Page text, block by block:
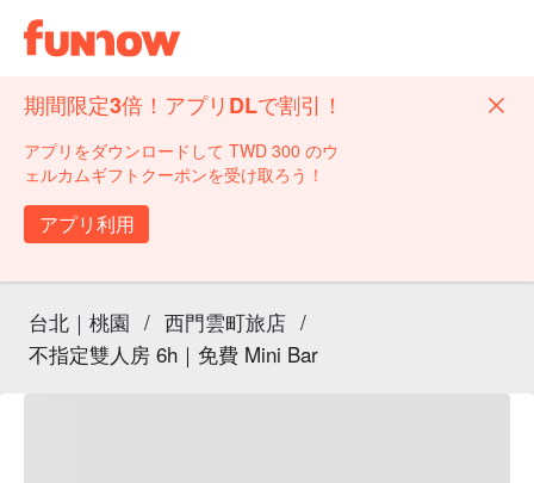
期間限定3倍！アプリDLで割引！
アプリをダウンロードして TWD 300 のウ
ェルカムギフトクーポンを受け取ろう！
アプリ利用
台北｜桃園 / 西門雲町旅店 /
不指定雙人房 6h｜免費 Mini Bar